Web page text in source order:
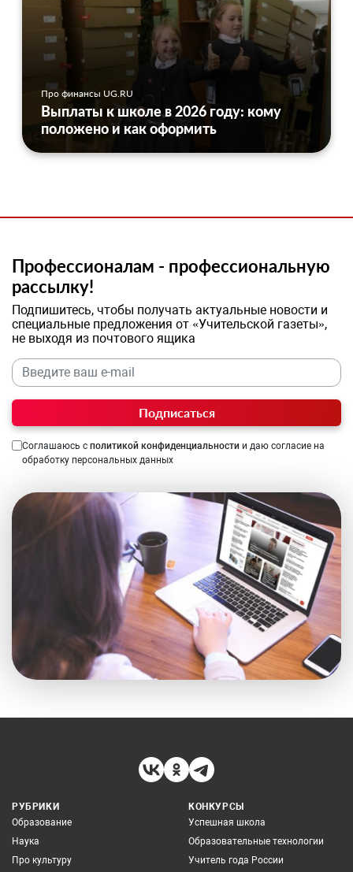
Про финансы UG.RU
Выплаты к школе в 2026 году: кому
положено и как оформить
Профессионалам - профессиональную
рассылку!
Подпишитесь, чтобы получать актуальные новости и
специальные предложения от «Учительской газеты»,
не выходя из почтового ящика
Подписаться
Соглашаюсь с политикой конфиденциальности и даю согласие на
обработку персональных данных
РУБРИКИ
Образование
Наука
Про культуру
КОНКУРСЫ
Успешная школа
Образовательные технологии
Учитель года России